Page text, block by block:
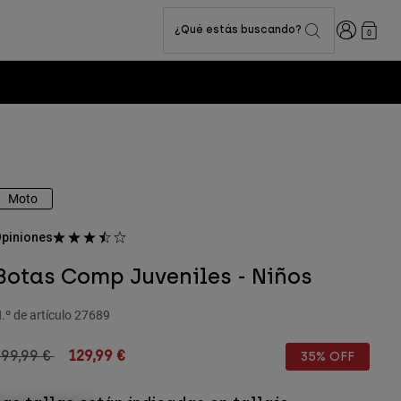
¿Qué estás buscando? Iniciar0
Moto
Comp Juveniles - Niños
de artículo 27689
reduced from
€to129,99 € 35% OFF